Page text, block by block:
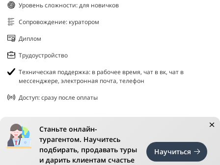
Уровень сложности: для новичков
Сопровождение: куратором
Диплом
Трудоустройство
Техническая поддержка: в рабочее время, чат в вк, чат в
мессенджере, электронная почта, телефон
Доступ: сразу после оплаты
Станьте онлайн-
турагентом. Научитесь
подбирать, продавать туры
и дарить клиентам счастье
Научиться